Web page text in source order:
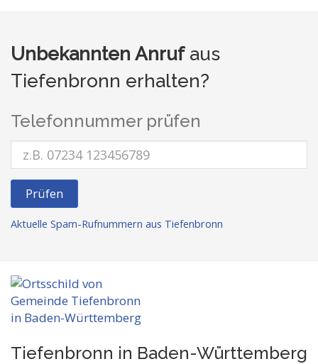
Unbekannten Anrufaus
Tiefenbronn erhalten?
Telefonnummer prüfen
Prüfen
Aktuelle Spam-Rufnummern aus Tiefenbronn
Tiefenbronn in Baden-Württemberg